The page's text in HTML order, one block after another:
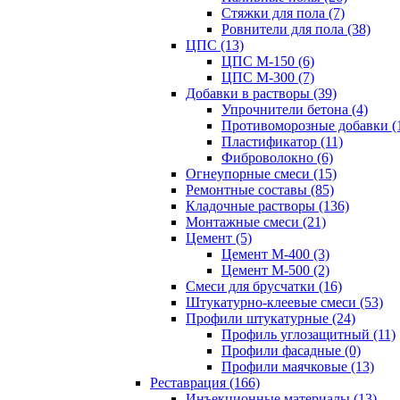
Стяжки для пола (7)
Ровнители для пола (38)
ЦПС (13)
ЦПС М-150 (6)
ЦПС М-300 (7)
Добавки в растворы (39)
Упрочнители бетона (4)
Противоморозные добавки
Пластификатор (11)
Фиброволокно (6)
Огнеупорные смеси (15)
Ремонтные составы (85)
Кладочные растворы (136)
Монтажные смеси (21)
Цемент (5)
Цемент М-400 (3)
Цемент М-500 (2)
Смеси для брусчатки (16)
Штукатурно-клеевые смеси (53)
Профили штукатурные (24)
Профиль углозащитный (11)
Профили фасадные (0)
Профили маячковые (13)
Реставрация (166)